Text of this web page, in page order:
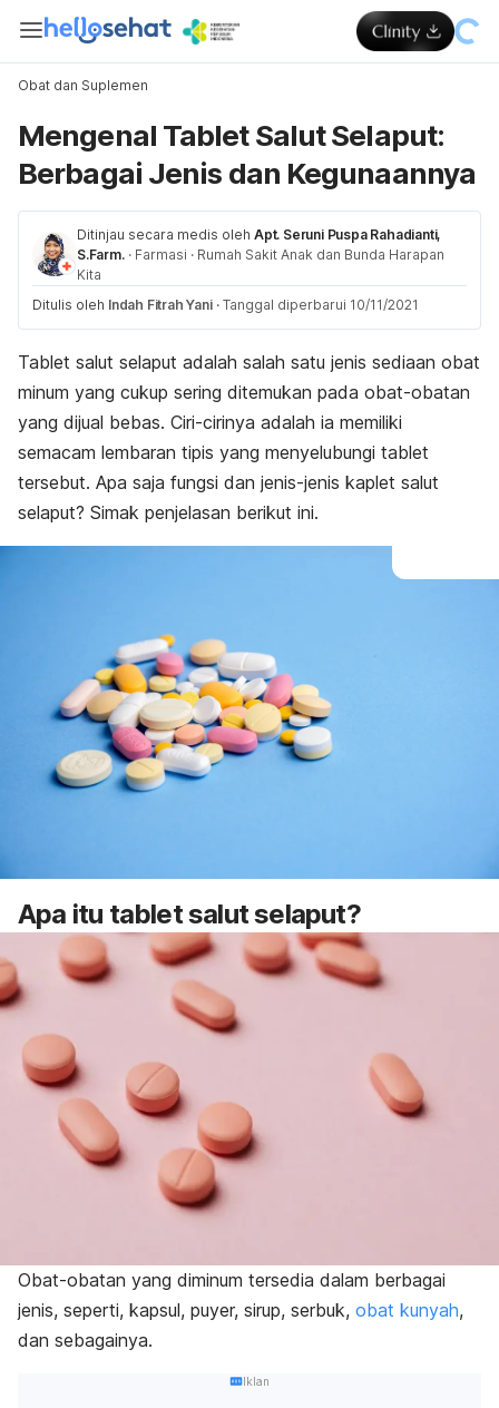
Obat dan Suplemen
Mengenal Tablet Salut Selaput:
Berbagai Jenis dan Kegunaannya
Ditinjau secara medis oleh Apt. Seruni Puspa Rahadianti,
S.Farm. · Farmasi · Rumah Sakit Anak dan Bunda Harapan
Kita
Ditulis oleh Indah Fitrah Yani · Tanggal diperbarui 10/11/2021
Tablet salut selaput adalah salah satu jenis sediaan obat
minum yang cukup sering ditemukan pada obat-obatan
yang dijual bebas. Ciri-cirinya adalah ia memiliki
semacam lembaran tipis yang menyelubungi tablet
tersebut. Apa saja fungsi dan jenis-jenis kaplet salut
selaput? Simak penjelasan berikut ini.
Apa itu tablet salut selaput?
Obat-obatan yang diminum tersedia dalam berbagai
jenis, seperti, kapsul, puyer, sirup, serbuk, obat kunyah,
dan sebagainya.
Iklan